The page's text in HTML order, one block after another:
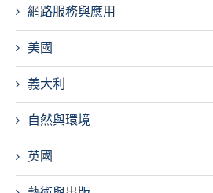
網路服務與應用
美國
義大利
自然與環境
英國